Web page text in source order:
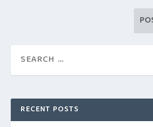
RECENT POSTS